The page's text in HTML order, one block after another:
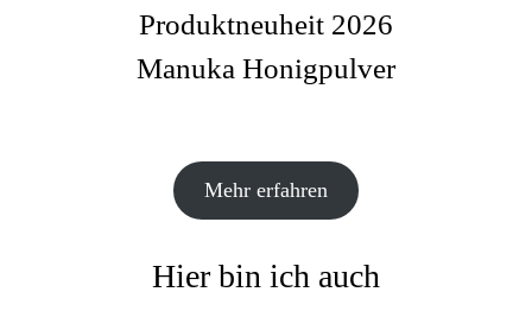
Produktneuheit 2026
Manuka Honigpulver
Mehr erfahren
Hier bin ich auch